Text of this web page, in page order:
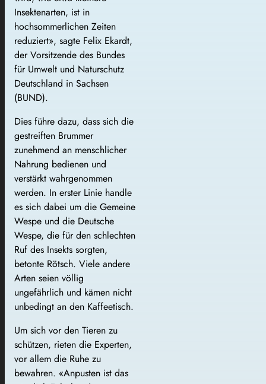
Insektenarten, ist in
hochsommerlichen Zeiten
reduziert», sagte Felix Ekardt,
der Vorsitzende des Bundes
für Umwelt und Naturschutz
Deutschland in Sachsen
(BUND).
Dies führe dazu, dass sich die
gestreiften Brummer
zunehmend an menschlicher
Nahrung bedienen und
verstärkt wahrgenommen
werden. In erster Linie handle
es sich dabei um die Gemeine
Wespe und die Deutsche
Wespe, die für den schlechten
Ruf des Insekts sorgten,
betonte Rötsch. Viele andere
Arten seien völlig
ungefährlich und kämen nicht
unbedingt an den Kaffeetisch.
Um sich vor den Tieren zu
schützen, rieten die Experten,
vor allem die Ruhe zu
bewahren. «Anpusten ist das